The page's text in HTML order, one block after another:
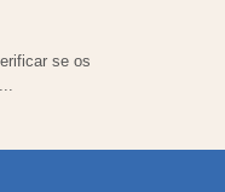
se os